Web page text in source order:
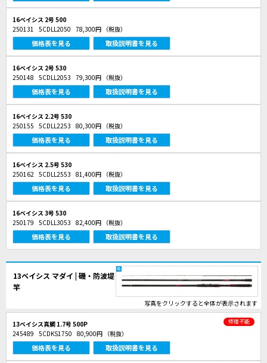
16ベイシス 2号 500
250131 5CDLL2050 78,300円 （税抜）
価格表を見る 取扱説明書を見る
16ベイシス 2号 530
250148 5CDLL2053 79,300円 （税抜）
価格表を見る 取扱説明書を見る
16ベイシス 2.2号 530
250155 5CDLL2253 80,300円 （税抜）
価格表を見る 取扱説明書を見る
16ベイシス 2.5号 530
250162 5CDLL2553 81,400円 （税抜）
価格表を見る 取扱説明書を見る
16ベイシス 3号 530
250179 5CDLL3053 82,400円 （税抜）
価格表を見る 取扱説明書を見る
13ベイシス マダイ | 磯・防波堤
竿
写真をクリックすると全体が表示されます
13ベイシス真鯛 1.7号 500P 修理不能
245489 5CDKS1750 80,900円 （税抜）
価格表を見る 取扱説明書を見る